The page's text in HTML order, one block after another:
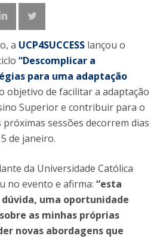
a UCP4SUCCESS lançou o
“Descomplicar a
para uma adaptação
objetivo de facilitar a adaptação
Superior e contribuir para o
próximas sessões decorrem dias
de janeiro.
da Universidade Católica
no evento e afirma: “esta
uma oportunidade
as minhas próprias
novas abordagens que